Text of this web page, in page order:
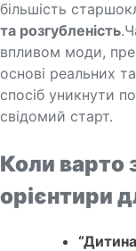
більшість
та розгубленість
впливом моди,
основі реальних
спосіб уникнути
свідомий старт.
Коли варто
орієнтири